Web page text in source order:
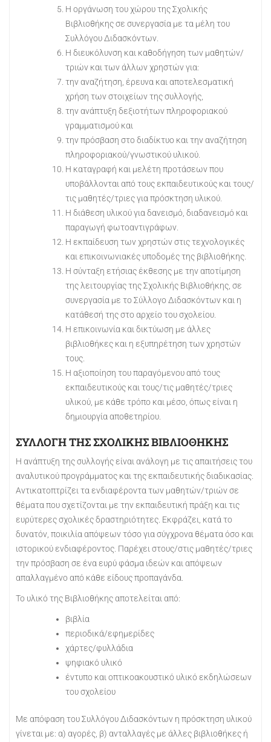
Η οργάνωση του χώρου της Σχολικής
Βιβλιοθήκης σε συνεργασία με τα μέλη του
Συλλόγου Διδασκόντων.
Η διευκόλυνση και καθοδήγηση των μαθητών/
τριών και των άλλων χρηστών για:
την αναζήτηση, έρευνα και αποτελεσματική
χρήση των στοιχείων της συλλογής,
την ανάπτυξη δεξιοτήτων πληροφοριακού
γραμματισμού και
την πρόσβαση στο διαδίκτυο και την αναζήτηση
πληροφοριακού/γνωστικού υλικού.
Η καταγραφή και μελέτη προτάσεων που
υποβάλλονται από τους εκπαιδευτικούς και τους/
τις μαθητές/τριες για πρόσκτηση υλικού.
Η διάθεση υλικού για δανεισμό, διαδανεισμό και
παραγωγή φωτοαντιγράφων.
Η εκπαίδευση των χρηστών στις τεχνολογικές
και επικοινωνιακές υποδομές της βιβλιοθήκης.
Η σύνταξη ετήσιας έκθεσης με την αποτίμηση
της λειτουργίας της Σχολικής Βιβλιοθήκης, σε
συνεργασία με το Σύλλογο Διδασκόντων και η
κατάθεσή της στο αρχείο του σχολείου.
Η επικοινωνία και δικτύωση με άλλες
βιβλιοθήκες και η εξυπηρέτηση των χρηστών
τους.
Η αξιοποίηση του παραγόμενου από τους
εκπαιδευτικούς και τους/τις μαθητές/τριες
υλικού, με κάθε τρόπο και μέσο, όπως είναι η
δημιουργία αποθετηρίου.
ΣΥΛΛΟΓΗ ΤΗΣ ΣΧΟΛΙΚΗΣ ΒΙΒΛΙΟΘΗΚΗΣ
Η ανάπτυξη της συλλογής είναι ανάλογη με τις απαιτήσεις του
αναλυτικού προγράμματος και της εκπαιδευτικής διαδικασίας.
Αντικατοπτρίζει τα ενδιαφέροντα των μαθητών/τριών σε
θέματα που σχετίζονται με την εκπαιδευτική πράξη και τις
ευρύτερες σχολικές δραστηριότητες. Εκφράζει, κατά το
δυνατόν, ποικιλία απόψεων τόσο για σύγχρονα θέματα όσο και
ιστορικού ενδιαφέροντος. Παρέχει στους/στις μαθητές/τριες
την πρόσβαση σε ένα ευρύ φάσμα ιδεών και απόψεων
απαλλαγμένο από κάθε είδους προπαγάνδα.
Το υλικό της Βιβλιοθήκης αποτελείται από:
βιβλία
περιοδικά/εφημερίδες
χάρτες/φυλλάδια
ψηφιακό υλικό
έντυπο και οπτικοακουστικό υλικό εκδηλώσεων
του σχολείου
Με απόφαση του Συλλόγου Διδασκόντων η πρόσκτηση υλικού
γίνεται με: α) αγορές, β) ανταλλαγές με άλλες βιβλιοθήκες ή